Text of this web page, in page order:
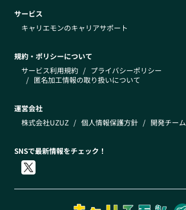
サービス
キャリエモンのキャリアサポート
規約・ポリシーについて
サービス利用規約 / プライバシーポリシー
/ 匿名加工情報の取り扱いについて
運営会社
株式会社UZUZ / 個人情報保護方針 / 開発チーム
SNSで最新情報をチェック！